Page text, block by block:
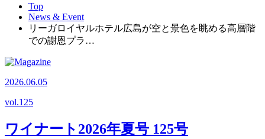
Top
News & Event
リーガロイヤルホテル広島が空と景色を眺める高層階
での謝恩プラ…
2026.06.05
vol.125
ワイナート2026年夏号 125号